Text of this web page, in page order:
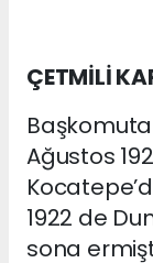
ÇETMİLİ
Ağustos
1922 de
sona